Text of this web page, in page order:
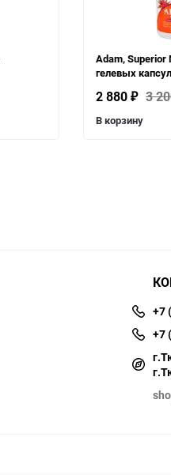
Adam, Superior
гелевых капсул
2 880 ₽ 3
В корзину
+7
+7